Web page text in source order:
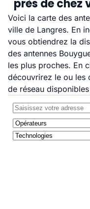
près de chez
Voici la carte des
ville de Langres. En
vous obtiendrez la
des antennes
les plus proches. En
découvrirez le ou les
de réseau